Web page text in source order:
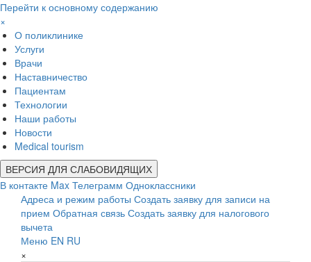
Перейти к основному содержанию
×
О поликлинике
Услуги
Врачи
Наставничество
Пациентам
Технологии
Наши работы
Новости
Medical tourism
ВЕРСИЯ ДЛЯ СЛАБОВИДЯЩИХ
В контакте Max Телеграмм Одноклассники
Адреса и режим работы Создать заявку для записи на
прием Обратная связь Создать заявку для налогового
вычета
Меню EN RU
×